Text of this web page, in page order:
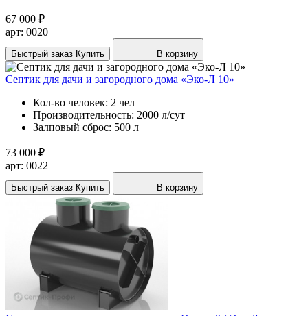
67 000 ₽
арт: 0020
Быстрый заказ Купить В корзину
Септик для дачи и загородного дома «Эко-Л 10»
Кол-во человек: 2 чел
Производительность: 2000 л/сут
Залповый сброс: 500 л
73 000 ₽
арт: 0022
Быстрый заказ Купить В корзину